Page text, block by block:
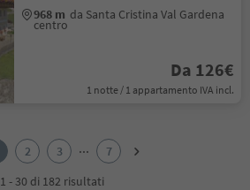
968 m da Santa Cristina Val Gardena
centro
Da 126€
1 notte / 1 appartamento IVA incl.
2 3 ...
7
1 - 30 di 182 risultati